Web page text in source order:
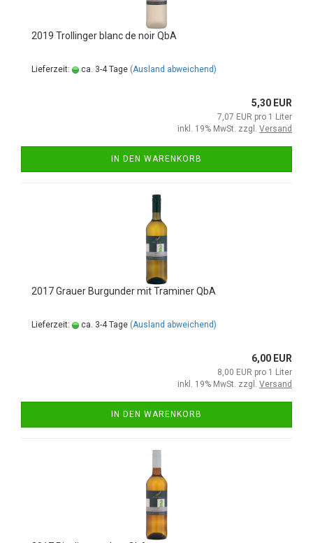
2019 Trollinger blanc de noir QbA
Lieferzeit: ca. 3-4 Tage (Ausland abweichend)
5,30 EUR
7,07 EUR pro 1 Liter
inkl. 19% MwSt. zzgl. Versand
IN DEN WARENKORB
2017 Grauer Burgunder mit Traminer QbA
Lieferzeit: ca. 3-4 Tage (Ausland abweichend)
6,00 EUR
8,00 EUR pro 1 Liter
inkl. 19% MwSt. zzgl. Versand
IN DEN WARENKORB